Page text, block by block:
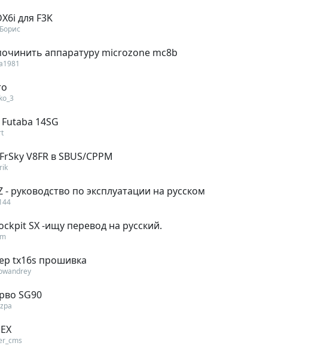
для F3K
аппаратуру microzone mc8b
14SG
V8FR в SBUS/CPPM
- руководство по эксплуатации на русском
SX -ищу перевод на русский.
tx16s прошивка
SG90